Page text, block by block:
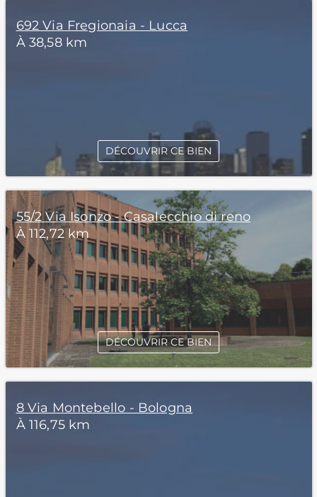
692 Via Fregionaia - Lucca
À 38,58 km
DÉCOUVRIR CE BIEN
55/2 Via Isonzo - Casalecchio di reno
À 112,72 km
DÉCOUVRIR CE BIEN
8 Via Montebello - Bologna
À 116,75 km